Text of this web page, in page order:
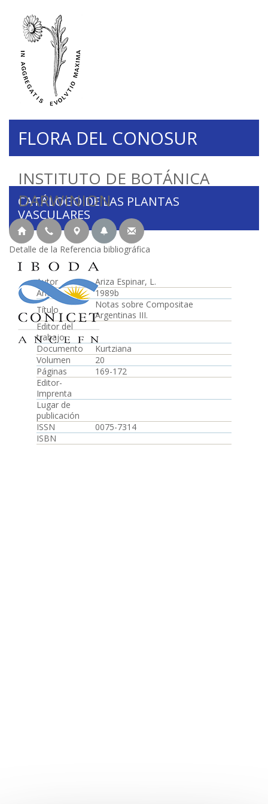
INSTITUTO DE BOTÁNICA
DARWINION
FLORA DEL CONOSUR
CATÁLOGO DE LAS PLANTAS
VASCULARES
Detalle de la Referencia bibliográfica
Autor
Ariza Espinar, L.
Año
1989b
Título
Notas sobre Compositae
Argentinas III.
Editor del
trabajo
Documento
Kurtziana
Volumen
20
Páginas
169-172
Editor-
Imprenta
Lugar de
publicación
ISSN
0075-7314
ISBN